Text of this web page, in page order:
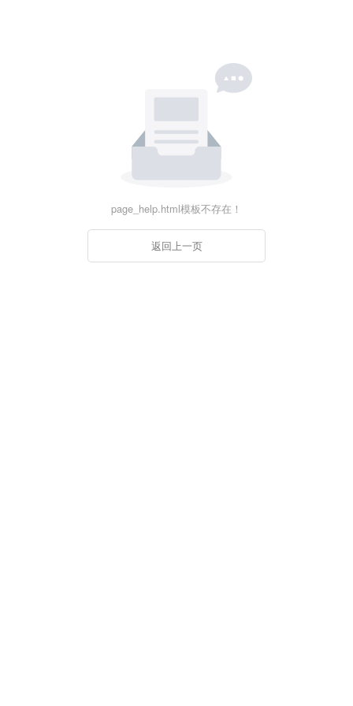
page_help.html模板不存在！
返回上一页